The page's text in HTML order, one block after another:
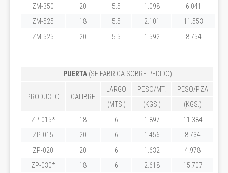
ZM-350
20 5.5 1.098
6.041
ZM-525
18 5.5 2.101
11.553
ZM-525
20 5.5 1.592 8.754
PUERTA(SE FABRICA SOBRE PEDIDO)
PRODUCTO CALIBRE
LARGO PESO/MT.
PESO/PZA
(MTS.)
(KGS.)
(KGS.)
ZP-015*
18 6 1.897
11.384
ZP-015
20 6 1.456
8.734
ZP-020
20 6 1.632
4.978
ZP-030*
18 6 2.618
15.707